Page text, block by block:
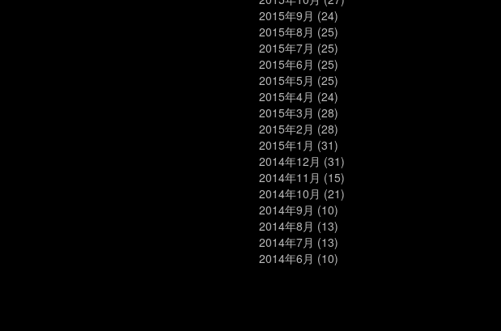
2015年9月 (24)
2015年8月 (25)
2015年7月 (25)
2015年6月 (25)
2015年5月 (25)
2015年4月 (24)
2015年3月 (28)
2015年2月 (28)
2015年1月 (31)
2014年12月 (31)
2014年11月 (15)
2014年10月 (21)
2014年9月 (10)
2014年8月 (13)
2014年7月 (13)
2014年6月 (10)